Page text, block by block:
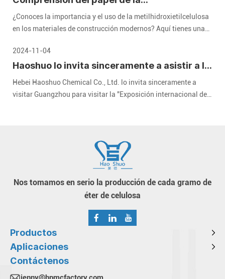
metilhidroxietilcelulosa (MHEC) en
materiales de construcción modernos
¿Conoces la importancia y el uso de la metilhidroxietilcelulosa
en los materiales de construcción modernos? Aquí tienes una
2024-11-04
Haoshuo lo invita sinceramente a asistir a la
Exposición Internacional de Recubrimientos
de China 2024
Hebei Haoshuo Chemical Co., Ltd. lo invita sinceramente a
visitar Guangzhou para visitar la "Exposición internacional de
Nos tomamos en serio la producción de cada gramo de
éter de celulosa
Productos
Aplicaciones
Contáctenos